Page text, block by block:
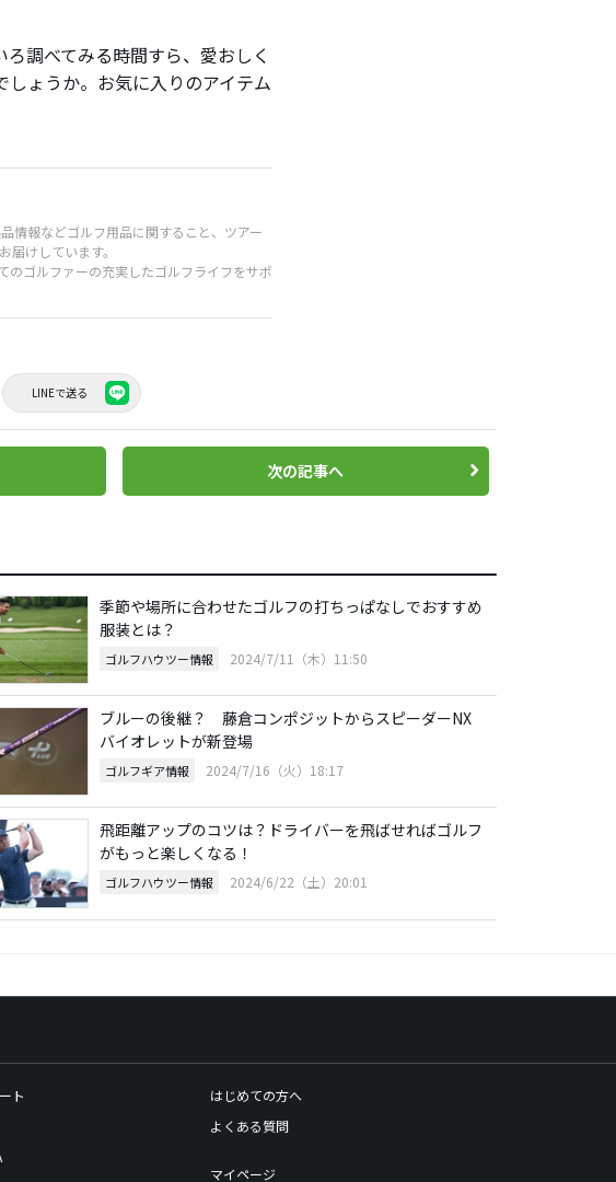
調べてみる時間すら、愛おしく
ょうか。お気に入りのアイテム
情報などゴルフ用品に関すること、ツアー
けしています。
のゴルファーの充実したゴルフライフをサポ
LINEで送る
次の記事へ
季節や場所に合わせたゴルフの打ちっぱなしでおすすめ
服装とは？
ゴルフハウツー情報 2024/7/11（木）11:50
ブルーの後継？ 藤倉コンポジットからスピーダーNX
バイオレットが新登場
ゴルフギア情報 2024/7/16（火）18:17
飛距離アップのコツは？ドライバーを飛ばせればゴルフ
がもっと楽しくなる！
ゴルフハウツー情報 2024/6/22（土）20:01
ト
はじめての方へ
よくある質問
マイページ